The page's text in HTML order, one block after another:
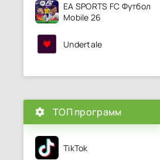
EA SPORTS FC Футбол
Mobile 26
Undertale
ТОП программ
TikTok